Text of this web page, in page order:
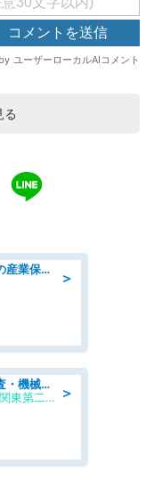
る
＞
「土日祝休み」ヘルスケア業界の産業保健師/高時給/未経験OK/要資格:保健師、正看護師
＞
建築用製品の仕込み・充填・検査・機械操作/寮完備/日払い/工場・製造
UTエージェント株式会社AGT南関東第二CU